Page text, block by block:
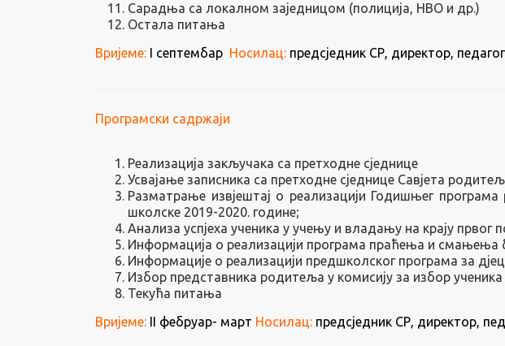
Сарадња са локалном заједницом (полиција, НВО и др.)
Остала питања
Вријеме: I септембар Носилац: предсједник СР, директор, педагог
Програмски садржаји
Реализација закључака са претходне сједнице
Усвајање записника са претходне сједнице Савјета
Разматрање извјештај о реализацији Годишњег
школске 2019-2020. године;
Анализа успјеха ученика у учењу и владању на крају
Информација о реализацији програма праћења и смањења
Информације о реализацији предшколског програма за
Избор представника родитеља у комисију за избор ученика
Текућа питања
Вријеме: II фебруар- март Носилац: предсједник СР, директор,